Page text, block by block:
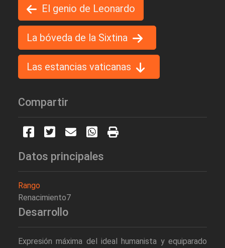
El genio de Leonardo
La bóveda de la Sixtina
Las estancias vaticanas
Compartir
Datos principales
Rango
Renacimiento7
Desarrollo
Expresión máxima del ideal humanista y equiparado